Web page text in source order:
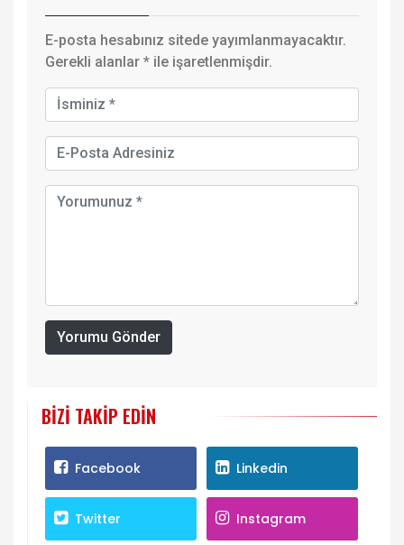
E-posta hesabınız sitede yayımlanmayacaktır.
Gerekli alanlar * ile işaretlenmişdir.
Yorumu Gönder
BIZI TAKIP EDIN
Facebook Linkedin
Twitter Instagram